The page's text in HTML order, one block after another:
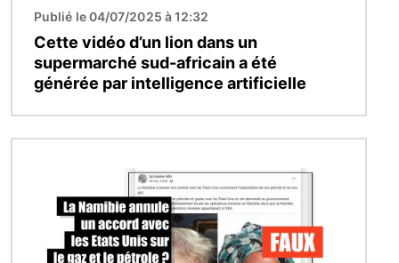
Publié le 04/07/2025 à 12:32
Cette vidéo d’un lion dans un
supermarché sud-africain a été
générée par intelligence artificielle